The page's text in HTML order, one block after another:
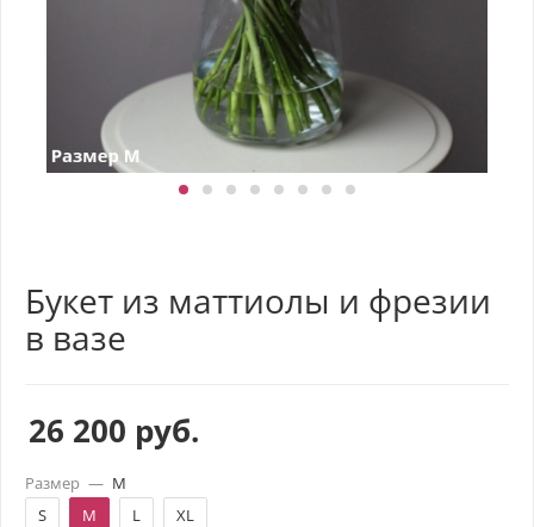
Букет из маттиолы и фрезии
в вазе
26 200 руб.
Размер — M
S
M L XL